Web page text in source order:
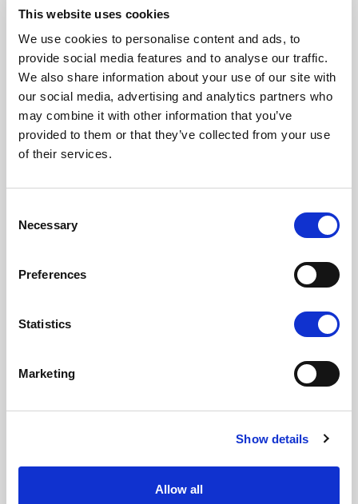
This website uses cookies
We use cookies to personalise content and ads, to
provide social media features and to analyse our traffic.
We also share information about your use of our site with
our social media, advertising and analytics partners who
may combine it with other information that you’ve
provided to them or that they’ve collected from your use
of their services.
Selection
Necessary
Preferences
Statistics
Marketing
Show details
Allow all